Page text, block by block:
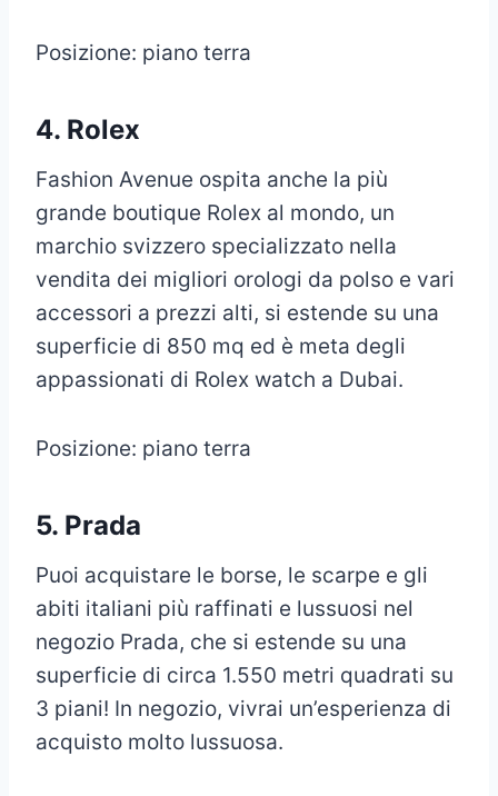
Posizione: piano terra
4. Rolex
Fashion Avenue ospita anche la più
grande boutique Rolex al mondo, un
marchio svizzero specializzato nella
vendita dei migliori orologi da polso e vari
accessori a prezzi alti, si estende su una
superficie di 850 mq ed è meta degli
appassionati di Rolex watch a Dubai.
Posizione: piano terra
5. Prada
Puoi acquistare le borse, le scarpe e gli
abiti italiani più raffinati e lussuosi nel
negozio Prada, che si estende su una
superficie di circa 1.550 metri quadrati su
3 piani! In negozio, vivrai un’esperienza di
acquisto molto lussuosa.